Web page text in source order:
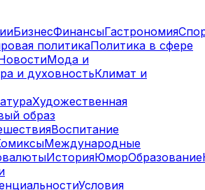
БизнесФинансыГастрономия
политикаПолитика в сфере
Мода и
и духовностьКлимат и
Художественная
образ
Воспитание
Международные
ИсторияЮморОбразование
Условия